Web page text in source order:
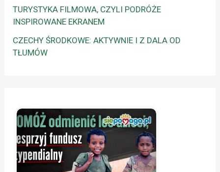
TURYSTYKA FILMOWA, CZYLI PODRÓŻE
INSPIROWANE EKRANEM
CZECHY ŚRODKOWE: AKTYWNIE I Z DALA OD
TŁUMÓW